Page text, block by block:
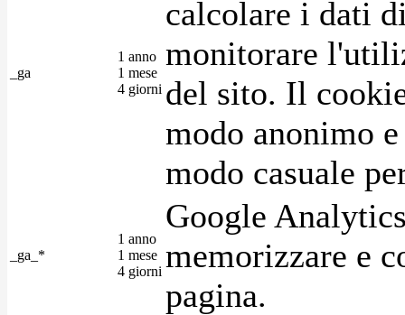
_ga
1 anno
1 mese
4 giorni
calcolare i dati
monitorare
del sito. Il
modo anonimo
modo casuale
_ga_*
1 anno
1 mese
4 giorni
Google
memorizzare e
pagina.